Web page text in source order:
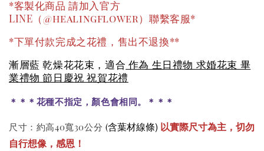
*客製化商品 請加入官方
LINE（@healingflower）聯繫客服*
*下單付款完成之花禮，售出不退換**
漸層藍 乾燥花花束，適合 作為 生日禮物 求婚花束 畢
業禮物 節日慶祝 祝賀花禮
＊＊＊花種不指定，顏色會相同。＊＊＊
尺寸：約高40寬30公分 (含葉材線條) 以實際尺寸為主，切勿
自行想像，感恩！